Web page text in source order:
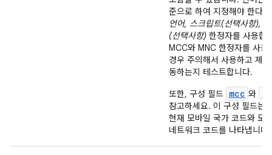
준으로 하여 지정해야 한다
언어, 스크립트(선택사항),
(선택사항) 한정자를 사용합
MCC와 MNC 한정자를 사용
경우 주의해서 사용하고 제
동하는지 테스트합니다.
또한, 구성 필드 mcc 와
참고하세요. 이 구성 필드는
현재 모바일 국가 코드와 모
네트워크 코드를 나타냅니다.